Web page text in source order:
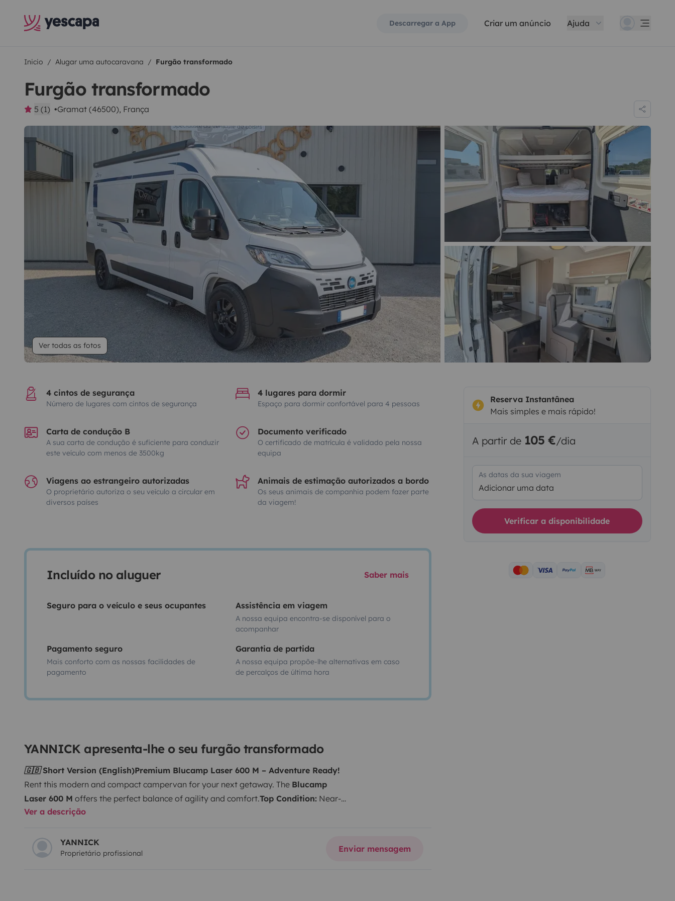
Descarregar a App Criar um anúncio Ajuda
Inicio Alugar uma autocaravana Furgão transformado
Furgão transformado
5 (1) Gramat (46500), França
Ver todas as fotos
4 cintos de segurança
Número de lugares com cintos de segurança
4 lugares para dormir
Espaço para dormir confortável para 4 pessoas
Carta de condução B
A sua carta de condução é suficiente para conduzir
este veículo com menos de 3500kg
Documento verificado
O certificado de matrícula é validado pela nossa
equipa
Viagens ao estrangeiro autorizadas
O proprietário autoriza o seu veículo a circular em
diversos países
Animais de estimação autorizados a bordo
Os seus animais de companhia podem fazer parte
da viagem!
Incluído no aluguer Saber mais
Seguro para o veículo e seus ocupantes Assistência em viagem
A nossa equipa encontra-se disponível para o
acompanhar
Pagamento seguro
Mais conforto com as nossas facilidades de
pagamento
Garantia de partida
A nossa equipa propõe-lhe alternativas em caso
de percalços de última hora
YANNICK apresenta-lhe o seu furgão transformado
🇬🇧 Short Version (English)Premium Blucamp Laser 600 M – Adventure Ready!
Rent this modern and compact campervan for your next getaway. The Blucamp
Laser 600 M offers the perfect balance of agility and comfort.Top Condition: Near-
new vehicle, meticulously maintained with very low mileage.
At 6 meters long, it’s easy to drive and park anywhere. The perfect companion for a
stylish and hassle-free road trip!
Ver a descrição
YANNICK
Proprietário profissional Enviar mensagem
Reserva Instantânea
Mais simples e mais rápido!
A partir de 105 €/dia
As datas da sua viagem
Adicionar uma data
Verificar a disponibilidade